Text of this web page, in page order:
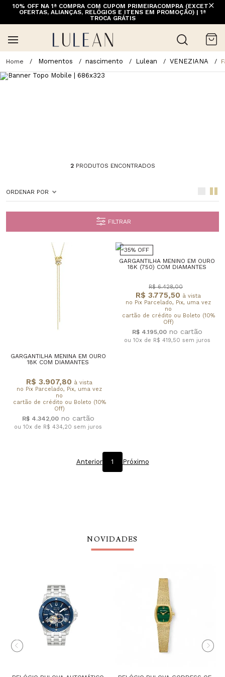
10% OFF NA 1ª COMPRA COM CUPOM PRIMEIRACOMPRA (EXCETO
OFERTAS, ALIANÇAS, RELÓGIOS E ITENS EM PROMOÇÃO) | 1ª
TROCA GRÁTIS
Momentos nascimento Lulean VENEZIANA
2PRODUTOS ENCONTRADOS
ORDENAR POR
FILTRAR
GARGANTILHA MENINA EM OURO
18K COM DIAMANTES
R$ 3.907,80 à vista
no Pix Parcelado, Pix, uma vez
no
cartão de crédito ou Boleto (10%
Off)
R$ 4.342,00
ou 10x de R$ 434,20 sem juros
35% OFF
GARGANTILHA MENINO EM OURO
18K (750) COM DIAMANTES
R$ 3.775,50 à vista
no Pix Parcelado, Pix, uma vez
no
cartão de crédito ou Boleto (10%
Off)
R$ 6.428,00
R$ 4.195,00
ou 10x de R$ 419,50 sem juros
Anterior 1 Próximo
NOVIDADES